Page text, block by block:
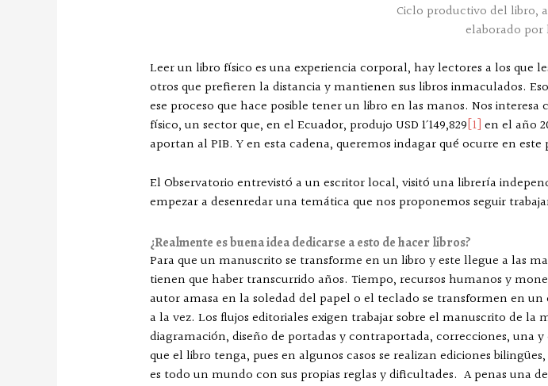
Ciclo productivo del libro,
elaborado por
Leer un libro físico es una experiencia corporal, hay lectores a los que
otros que prefieren la distancia y mantienen sus libros inmaculados.
ese proceso que hace posible tener un libro en las manos. Nos
físico, un sector que, en el Ecuador, produjo USD 1´ 149,829[1] en el año
aportan al PIB. Y en esta cadena, queremos indagar qué ocurre en
El Observatorio entrevistó a un escritor local, visitó una librería
empezar a desenredar una temática que nos proponemos seguir
¿Realmente es buena idea dedicarse a esto de hacer libros?
Para que un manuscrito se transforme en un libro y este llegue a las
tienen que haber transcurrido años. Tiempo, recursos humanos y
autor amasa en la soledad del papel o el teclado se transformen en
a la vez. Los flujos editoriales exigen trabajar sobre el manuscrito de
diagramación, diseño de portadas y contraportada, correcciones, una
que el libro tenga, pues en algunos casos se realizan ediciones
es todo un mundo con sus propias reglas y dificultades. A penas una